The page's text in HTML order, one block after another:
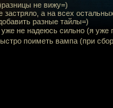
не вижу=)
а на всех
разные тайлы=)
не надеюсь сильно (я уже
поиметь вампа (при